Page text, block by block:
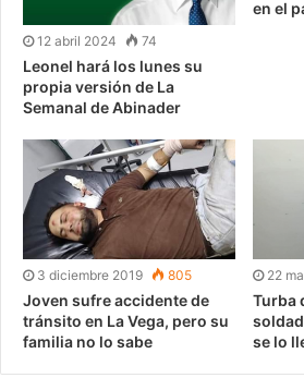
12 abril 2024 74
Leonel hará los lunes su
propia versión de La
Semanal de Abinader
en el
3 diciembre 2019 805
Joven sufre accidente de
tránsito en La Vega, pero su
familia no lo sabe
22
Turba
se lo